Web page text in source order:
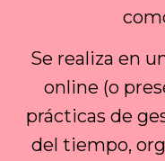
Se realiza en
online (o
prácticas de
del tiempo,